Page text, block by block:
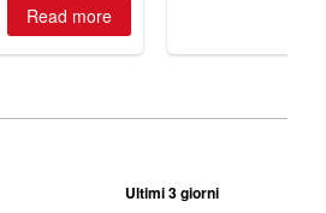
Ultimi 3 giorni